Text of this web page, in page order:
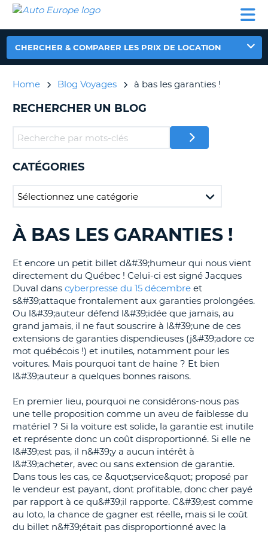
LOCATION
VOITURE
CAMPING-
CAR
CLIENT
AUTO
EUROPE
LOCATION
VOITURE
CAR
PARTENAIRES
SUPPORT
MON
GÉRER
RÉSERVATION
CHERCHER & COMPARER LES PRIX DE LOCATION
Home Blog Voyages à bas les garanties !
RECHERCHER UN BLOG
CATÉGORIES
RECHERCHER
DES
À BAS LES GARANTIES !
Et encore un petit billet d&#39;humeur qui nous vient
directement du Québec ! Celui-ci est signé Jacques
Duval dans cyberpresse du 15 décembre et
s&#39;attaque frontalement aux garanties prolongées.
Ou l&#39;auteur défend l&#39;idée que jamais, au
grand jamais, il ne faut souscrire à l&#39;une de ces
extensions de garanties dispendieuses (j&#39;adore ce
mot québécois !) et inutiles, notamment pour les
voitures. Mais pourquoi tant de haine ? Et bien
l&#39;auteur a quelques bonnes raisons.
En premier lieu, pourquoi ne considérons-nous pas
une telle proposition comme un aveu de faiblesse du
matériel ? Si la voiture est solide, la garantie est inutile
et représente donc un coût disproportionné. Si elle ne
l&#39;est pas, il n&#39;y a aucun intérêt à
l&#39;acheter, avec ou sans extension de garantie.
Dans tous les cas, ce &quot;service&quot; proposé par
le vendeur est payant, dont profitable, donc cher payé
par rapport à ce qu&#39;il rapporte. C&#39;est comme
au loto, la chance de gagner est réelle, mais si le coût
du billet n&#39;était pas disproportionné avec la